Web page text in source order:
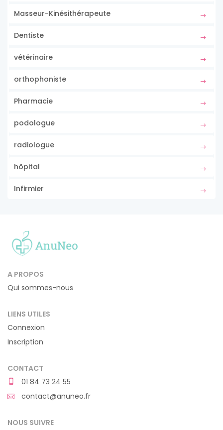
Masseur-Kinésithérapeute
Dentiste
vétérinaire
orthophoniste
Pharmacie
podologue
radiologue
hôpital
Infirmier
A PROPOS
Qui sommes-nous
LIENS UTILES
Connexion
Inscription
CONTACT
01 84 73 24 55
contact@anuneo.fr
NOUS SUIVRE